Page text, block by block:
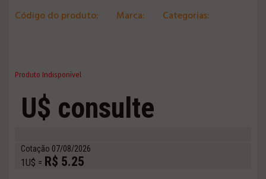
Código do produto: Marca: Categorias:
Produto Indisponível
U$ consulte
Cotação 07/08/2026
1U$ = R$ 5.25